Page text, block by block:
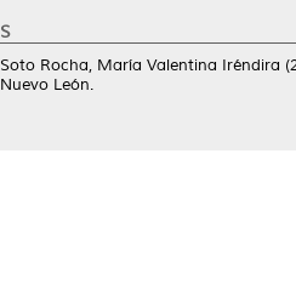
S
Soto Rocha, María Valentina Iréndira
Nuevo León.